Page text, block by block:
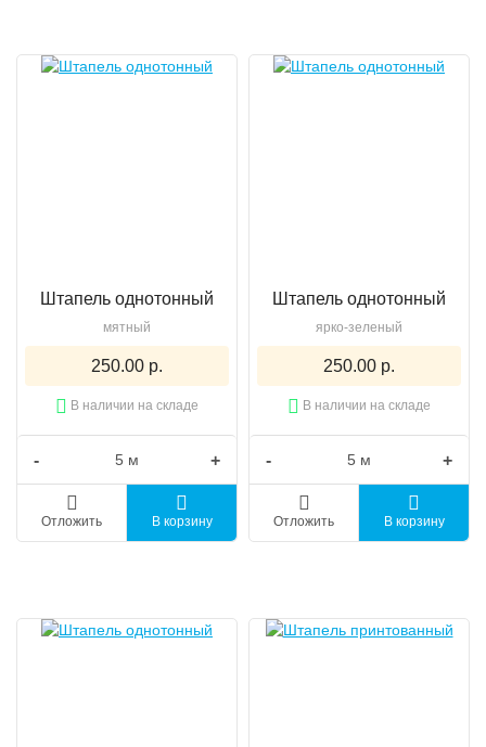
Штапель однотонный
мятный
250.00 р.
В наличии на складе
- +
Отложить В корзину
Штапель однотонный
ярко-зеленый
250.00 р.
В наличии на складе
- +
Отложить В корзину